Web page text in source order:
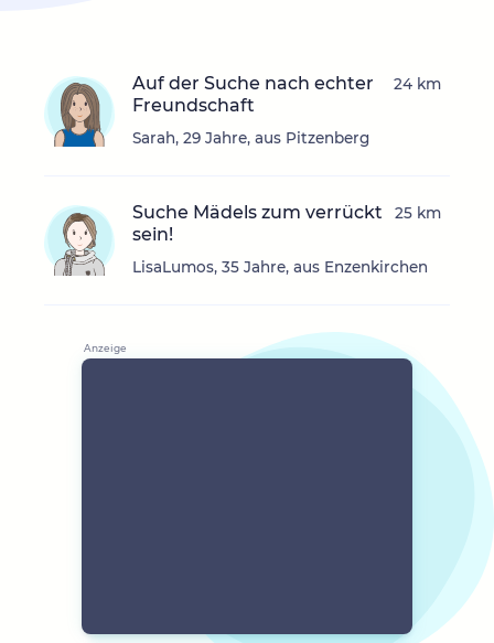
Auf der Suche nach echter
Freundschaft
Sarah, 29 Jahre, aus Pitzenberg
24 km
Suche Mädels zum verrückt
sein!
LisaLumos, 35 Jahre, aus Enzenkirchen
25 km